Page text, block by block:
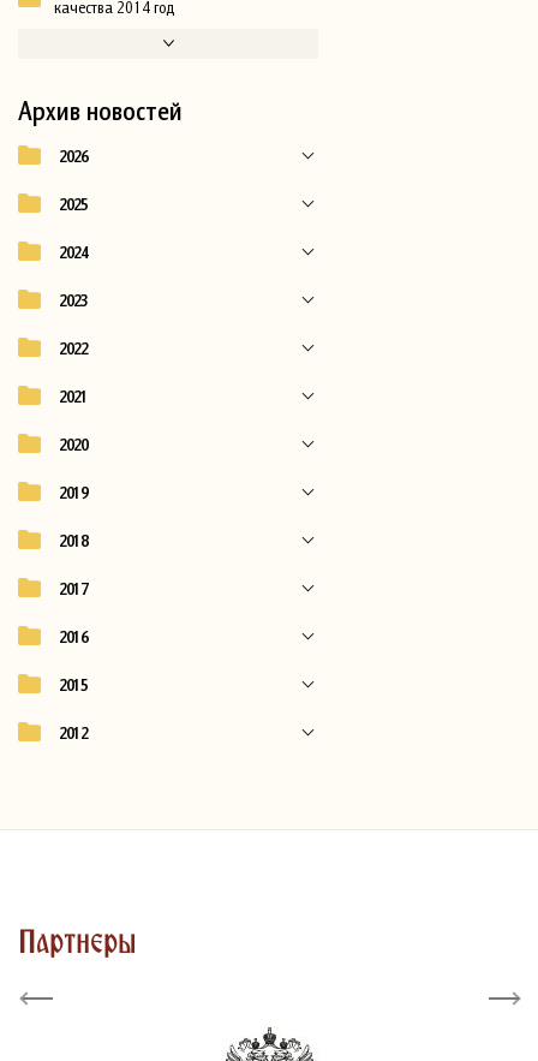
качества 2014 год
Архив новостей
2026
2025
2024
2023
2022
2021
2020
2019
2018
2017
2016
2015
2012
Партнеры
Previous Next